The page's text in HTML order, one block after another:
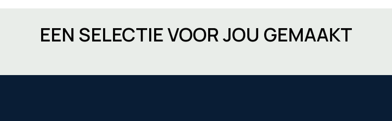
EEN SELECTIE VOOR JOU GEMAAKT